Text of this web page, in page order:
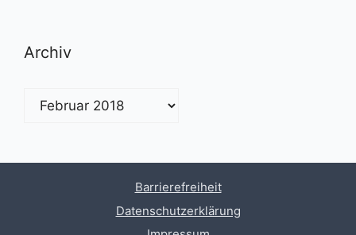
Archiv
Archiv
Barrierefreiheit
Datenschutzerklärung